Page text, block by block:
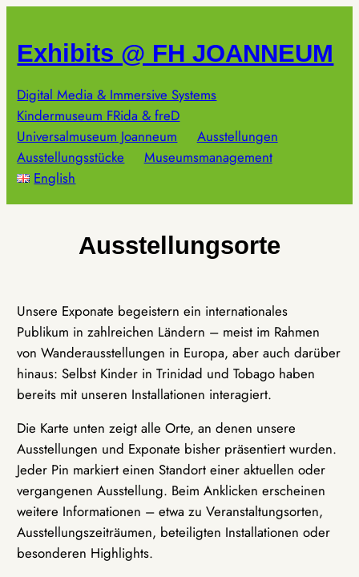
springen
Exhibits @ FH JOANNEUM
Digital Media & Immersive Systems
Kindermuseum FRida & freD
Universalmuseum Joanneum
Ausstellungen
Ausstellungsstücke
Museumsmanagement
English
Ausstellungsorte
Unsere Exponate begeistern ein internationales
Publikum in zahlreichen Ländern – meist im Rahmen
von Wanderausstellungen in Europa, aber auch darüber
hinaus: Selbst Kinder in Trinidad und Tobago haben
bereits mit unseren Installationen interagiert.
Die Karte unten zeigt alle Orte, an denen unsere
Ausstellungen und Exponate bisher präsentiert wurden.
Jeder Pin markiert einen Standort einer aktuellen oder
vergangenen Ausstellung. Beim Anklicken erscheinen
weitere Informationen – etwa zu Veranstaltungsorten,
Ausstellungszeiträumen, beteiligten Installationen oder
besonderen Highlights.